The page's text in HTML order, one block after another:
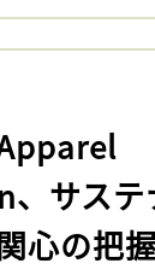
サステ
心の把